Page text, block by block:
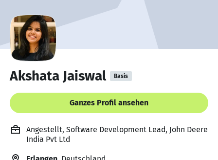
Akshata Jaiswal Basis
Ganzes Profil ansehen
Angestellt, Software Development Lead, John Deere
India Pvt Ltd